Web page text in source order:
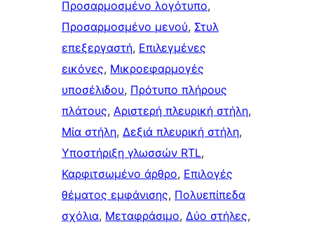
Προσαρμοσμένο λογότυπο
Προσαρμοσμένο μενού, Στυλ
επεξεργαστή, Επιλεγμένες
εικόνες, Μικροεφαρμογές
υποσέλιδου, Πρότυπο πλήρους
πλάτους, Αριστερή πλευρική στήλη
Μία στήλη, Δεξιά πλευρική στήλη
Υποστήριξη γλωσσών RTL
Καρφιτσωμένo άρθρo, Επιλογές
θέματος εμφάνισης, Πολυεπίπεδα
σχόλια, Μεταφράσιμο, Δύο στήλες